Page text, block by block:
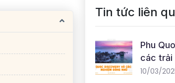
Tin tức liên
Phu
các trải
10/03/